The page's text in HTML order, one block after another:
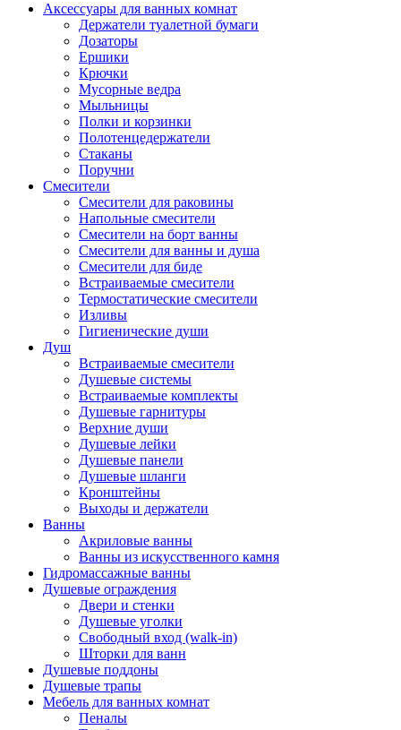
Аксессуары для ванных комнат
Держатели туалетной бумаги
Дозаторы
Ершики
Крючки
Мусорные ведра
Мыльницы
Полки и корзинки
Полотенцедержатели
Стаканы
Поручни
Смесители
Смесители для раковины
Напольные смесители
Смесители на борт ванны
Смесители для ванны и душа
Смесители для биде
Встраиваемые смесители
Термостатические смесители
Изливы
Гигиенические души
Душ
Встраиваемые смесители
Душевые системы
Встраиваемые комплекты
Душевые гарнитуры
Верхние души
Душевые лейки
Душевые панели
Душевые шланги
Кронштейны
Выходы и держатели
Ванны
Акриловые ванны
Ванны из искусственного камня
Гидромассажные ванны
Душевые ограждения
Двери и стенки
Душевые уголки
Свободный вход (walk-in)
Шторки для ванн
Душевые поддоны
Душевые трапы
Мебель для ванных комнат
Пеналы